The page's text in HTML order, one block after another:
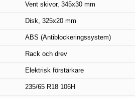
Vent skivor, 345x30 mm
Disk, 325x20 mm
ABS (Antiblockeringssystem)
Rack och drev
Elektrisk förstärkare
235/65 R18 106H